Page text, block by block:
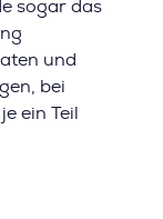
sogar das
und
bei
ein Teil